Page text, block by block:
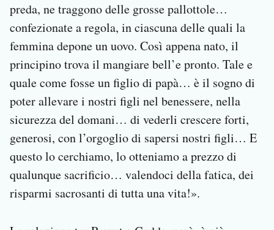
preda, ne traggono delle grosse pallottole…
confezionate a regola, in ciascuna delle quali la
femmina depone un uovo. Così appena nato, il
principino trova il mangiare bell’e pronto. Tale e
quale come fosse un figlio di papà… è il sogno di
poter allevare i nostri figli nel benessere, nella
sicurezza del domani… di vederli crescere forti,
generosi, con l’orgoglio di sapersi nostri figli… E
questo lo cerchiamo, lo otteniamo a prezzo di
qualunque sacrificio… valendoci della fatica, dei
risparmi sacrosanti di tutta una vita!».